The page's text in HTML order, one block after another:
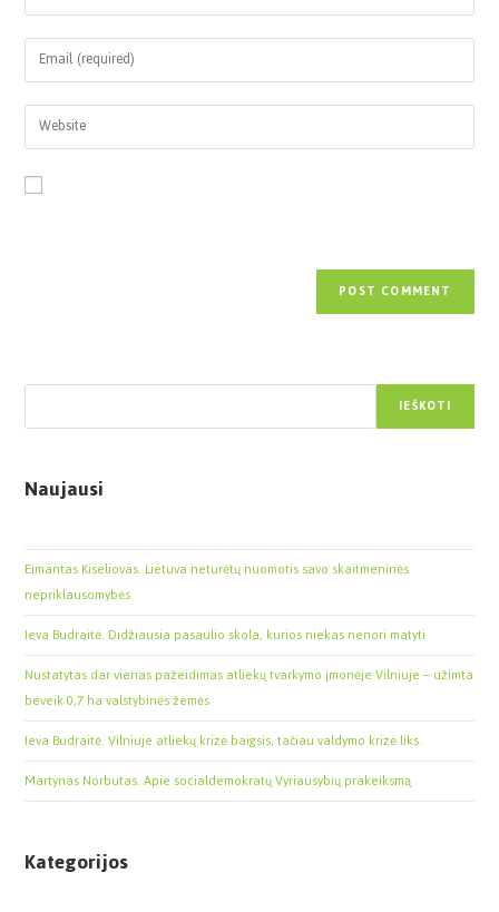
IEŠKOTI
Naujausi
Eimantas Kiseliovas. Lietuva neturėtų nuomotis savo skaitmeninės
nepriklausomybės
Ieva Budraitė. Didžiausia pasaulio skola, kurios niekas nenori matyti
Nustatytas dar vienas pažeidimas atliekų tvarkymo įmonėje Vilniuje – užimta
beveik 0,7 ha valstybinės žemės
Ieva Budraitė. Vilniuje atliekų krizė baigsis, tačiau valdymo krizė liks.
Martynas Norbutas. Apie socialdemokratų Vyriausybių prakeiksmą
Kategorijos